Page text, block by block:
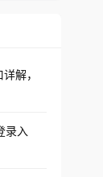
解，
录入